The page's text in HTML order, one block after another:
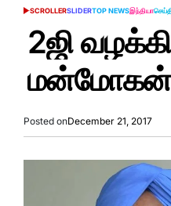
POSTED
SCROLLERSLIDERTOP NEWSஇந்தியா
2ஜி
மன்மோகன்
Posted onDecember 21, 2017